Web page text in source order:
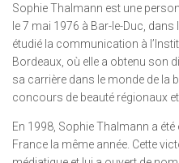
Sophie Thalmann est une
le 7 mai 1976 à Bar-le-Duc,
étudié la communication à
Bordeaux, où elle a obtenu son
sa carrière dans le monde de la
concours de beauté régionaux
En 1998, Sophie Thalmann a
France la même année. Cette